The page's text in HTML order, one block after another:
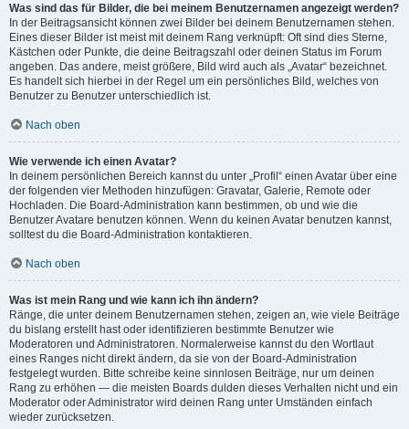
Was sind das für Bilder, die bei meinem Benutzernamen angezeigt werden?
In der Beitragsansicht können zwei Bilder bei deinem Benutzernamen stehen.
Eines dieser Bilder ist meist mit deinem Rang verknüpft: Oft sind dies Sterne,
Kästchen oder Punkte, die deine Beitragszahl oder deinen Status im Forum
angeben. Das andere, meist größere, Bild wird auch als „Avatar“ bezeichnet.
Es handelt sich hierbei in der Regel um ein persönliches Bild, welches von
Benutzer zu Benutzer unterschiedlich ist.
Nach oben
Wie verwende ich einen Avatar?
In deinem persönlichen Bereich kannst du unter „Profil“ einen Avatar über eine
der folgenden vier Methoden hinzufügen: Gravatar, Galerie, Remote oder
Hochladen. Die Board-Administration kann bestimmen, ob und wie die
Benutzer Avatare benutzen können. Wenn du keinen Avatar benutzen kannst,
solltest du die Board-Administration kontaktieren.
Nach oben
Was ist mein Rang und wie kann ich ihn ändern?
Ränge, die unter deinem Benutzernamen stehen, zeigen an, wie viele Beiträge
du bislang erstellt hast oder identifizieren bestimmte Benutzer wie
Moderatoren und Administratoren. Normalerweise kannst du den Wortlaut
eines Ranges nicht direkt ändern, da sie von der Board-Administration
festgelegt wurden. Bitte schreibe keine sinnlosen Beiträge, nur um deinen
Rang zu erhöhen — die meisten Boards dulden dieses Verhalten nicht und ein
Moderator oder Administrator wird deinen Rang unter Umständen einfach
wieder zurücksetzen.